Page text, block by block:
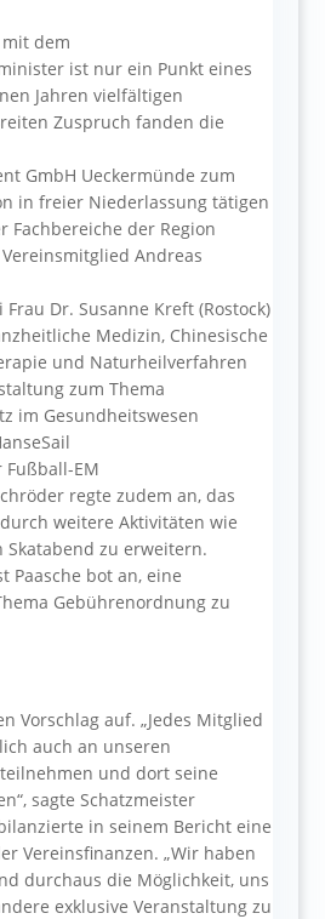
dem
ist nur ein Punkt eines
Jahren vielfältigen
Zuspruch fanden die
GmbH Ueckermünde zum
in freier Niederlassung tätigen
Fachbereiche der Region
Andreas
Dr. Susanne Kreft (Rostock)
Medizin, Chinesische
und Naturheilverfahren
zum Thema
im Gesundheitswesen
Fußball-EM
regte zudem an, das
weitere Aktivitäten wie
Skatabend zu erweitern.
Paasche bot an, eine
Gebührenordnung zu
Vorschlag auf. „Jedes Mitglied
auch an unseren
und dort seine
sagte Schatzmeister
in seinem Bericht eine
Vereinsfinanzen. „Wir haben
durchaus die Möglichkeit, uns
exklusive Veranstaltung zu